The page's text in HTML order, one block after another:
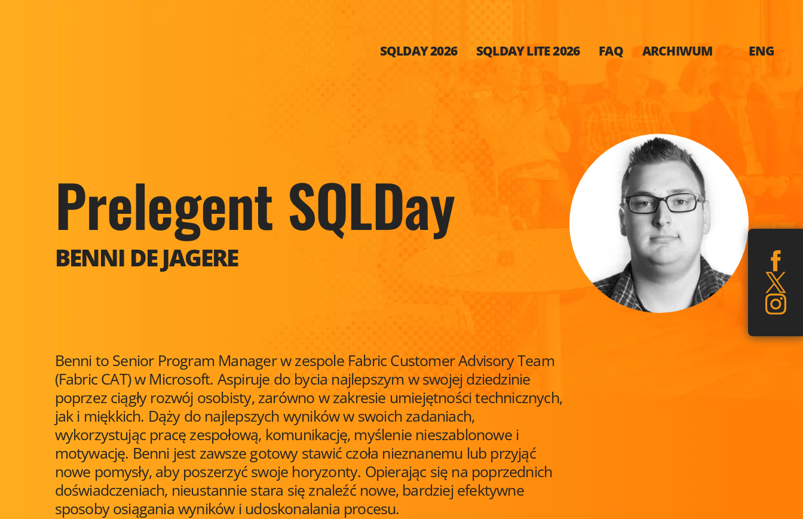
SQLDAY 2026 SQLDAY LITE 2026 FAQ ARCHIWUM ENG
Prelegent SQLDay
BENNI DE JAGERE
Benni to Senior Program Manager w zespole Fabric Customer Advisory Team
(Fabric CAT) w Microsoft. Aspiruje do bycia najlepszym w swojej dziedzinie
poprzez ciągły rozwój osobisty, zarówno w zakresie umiejętności technicznych,
jak i miękkich. Dąży do najlepszych wyników w swoich zadaniach,
wykorzystując pracę zespołową, komunikację, myślenie nieszablonowe i
motywację. Benni jest zawsze gotowy stawić czoła nieznanemu lub przyjąć
nowe pomysły, aby poszerzyć swoje horyzonty. Opierając się na poprzednich
doświadczeniach, nieustannie stara się znaleźć nowe, bardziej efektywne
sposoby osiągania wyników i udoskonalania procesu.